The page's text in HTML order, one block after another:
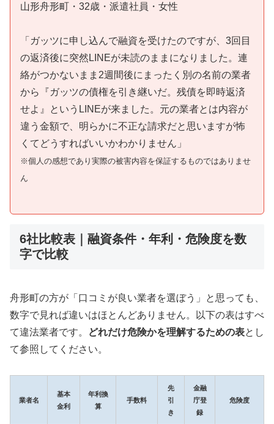
山形舟形町・32歳・派遣社員・女性
「ガッツに申し込んで融資を受けたのですが、3回目
の返済後に突然LINEが未読のままになりました。連
絡がつかないまま2週間後にまったく別の名前の業者
から『ガッツの債権を引き継いだ。残債を即時返済
せよ』というLINEが来ました。元の業者とは内容が
違う金額で、明らかに不正な請求だと思いますが怖
くてどうすればいいかわかりません」
※個人の感想であり実際の被害内容を保証するものではありませ
ん
6社比較表｜融資条件・年利・危険度を数
字で比較
舟形町の方が「口コミが良い業者を選ぼう」と思っても、
数字で見れば違いはほとんどありません。以下の表はすべ
て違法業者です。
どれだけ危険かを理解するための表とし
て参照してください。
業者名
基本
金利
年利換
算
手数料
先
引
き
金融
庁登
録
危険度